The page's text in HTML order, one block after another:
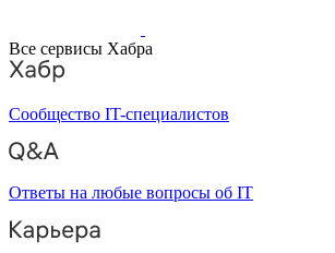
Все сервисы Хабра
Сообщество IT-специалистов
Ответы на любые вопросы об IT